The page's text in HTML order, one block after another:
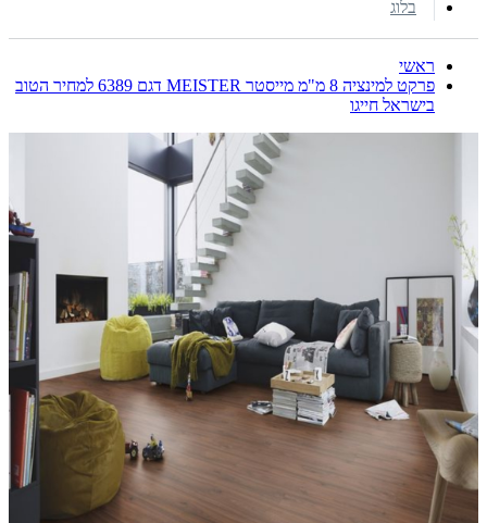
בלוג
ראשי
פרקט למינציה 8 מ"מ מייסטר MEISTER דגם 6389 למחיר הטוב
בישראל חייגו